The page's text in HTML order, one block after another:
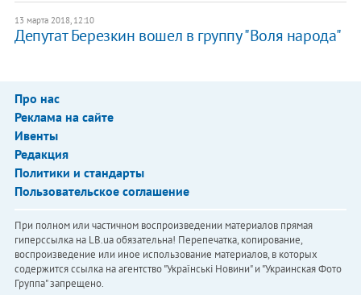
13 марта 2018, 12:10
Депутат Березкин вошел в группу "Воля народа"
Про нас
Реклама на сайте
Ивенты
Редакция
Политики и стандарты
Пользовательское соглашение
При полном или частичном воспроизведении материалов прямая
гиперссылка на LB.ua обязательна! Перепечатка, копирование,
воспроизведение или иное использование материалов, в которых
содержится ссылка на агентство "Українськi Новини" и "Украинская Фото
Группа" запрещено.